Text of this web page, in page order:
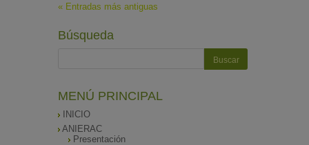
« Entradas más antiguas
Búsqueda
MENÚ PRINCIPAL
INICIO
ANIERAC
Presentación